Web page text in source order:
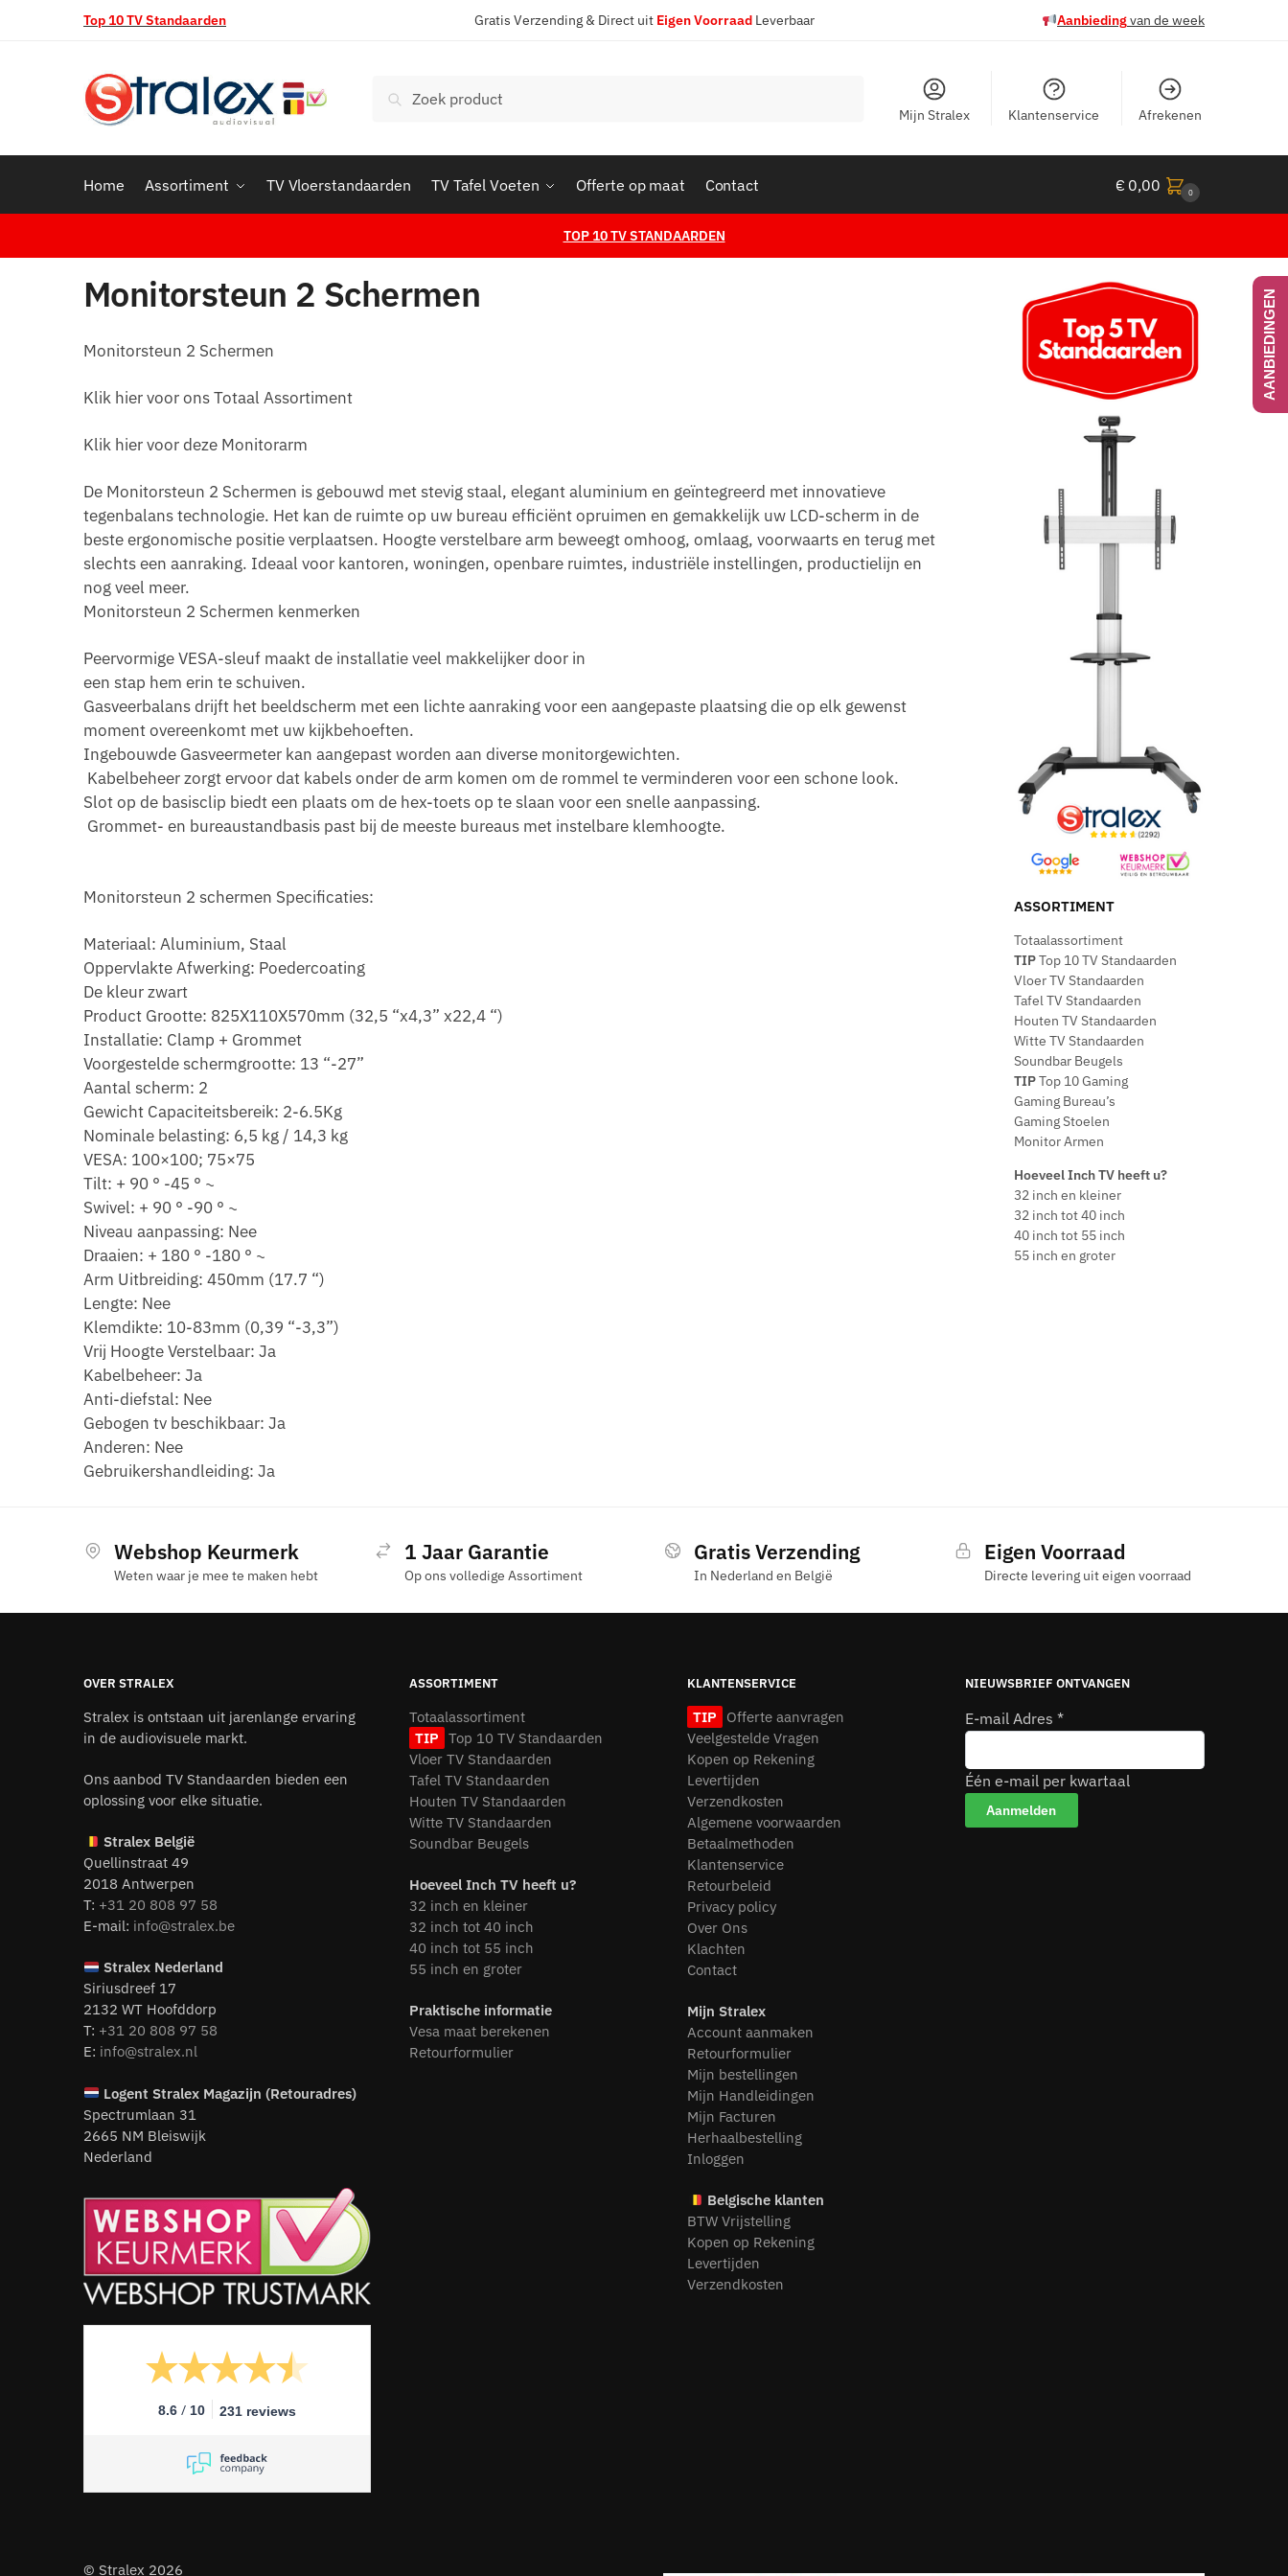
Top 10 TV Standaarden Gratis Verzending & Direct uit Eigen VoorraadLeverbaar Aanbiedingvan de week
naar:
Zoeken
Mijn Stralex Klantenservice Afrekenen
Home Assortiment TV Vloerstandaarden TV Tafel Voeten Offerte op maat Contact € 0,00 0
TOP 10 TV STANDAARDEN
Monitorsteun 2 Schermen
Monitorsteun 2 Schermen
Klik hier voor ons Totaal Assortiment
Klik hier voor deze Monitorarm
De Monitorsteun 2 Schermen is gebouwd met stevig staal, elegant aluminium en geïntegreerd met innovatieve
tegenbalans technologie. Het kan de ruimte op uw bureau efficiënt opruimen en gemakkelijk uw LCD-scherm in de
beste ergonomische positie verplaatsen. Hoogte verstelbare arm beweegt omhoog, omlaag, voorwaarts en terug met
slechts een aanraking. Ideaal voor kantoren, woningen, openbare ruimtes, industriële instellingen, productielijn en
nog veel meer.
Monitorsteun 2 Schermen kenmerken
Peervormige VESA-sleuf maakt de installatie veel makkelijker door in
een stap hem erin te schuiven.
Gasveerbalans drijft het beeldscherm met een lichte aanraking voor een aangepaste plaatsing die op elk gewenst
moment overeenkomt met uw kijkbehoeften.
Ingebouwde Gasveermeter kan aangepast worden aan diverse monitorgewichten.
Kabelbeheer zorgt ervoor dat kabels onder de arm komen om de rommel te verminderen voor een schone look.
Slot op de basisclip biedt een plaats om de hex-toets op te slaan voor een snelle aanpassing.
Grommet- en bureaustandbasis past bij de meeste bureaus met instelbare klemhoogte.
Monitorsteun 2 schermen Specificaties:
Materiaal: Aluminium, Staal
Oppervlakte Afwerking: Poedercoating
De kleur zwart
Product Grootte: 825X110X570mm (32,5 “x4,3” x22,4 “)
Installatie: Clamp + Grommet
Voorgestelde schermgrootte: 13 “-27”
Aantal scherm: 2
Gewicht Capaciteitsbereik: 2-6.5Kg
Nominale belasting: 6,5 kg / 14,3 kg
VESA: 100×100; 75×75
Tilt: + 90 ° -45 ° ~
Swivel: + 90 ° -90 ° ~
Niveau aanpassing: Nee
Draaien: + 180 ° -180 ° ~
Arm Uitbreiding: 450mm (17.7 “)
Lengte: Nee
Klemdikte: 10-83mm (0,39 “-3,3”)
Vrij Hoogte Verstelbaar: Ja
Kabelbeheer: Ja
Anti-diefstal: Nee
Gebogen tv beschikbaar: Ja
Anderen: Nee
Gebruikershandleiding: Ja
ASSORTIMENT
Totaalassortiment
TIPTop 10 TV Standaarden
Vloer TV Standaarden
Tafel TV Standaarden
Houten TV Standaarden
Witte TV Standaarden
Soundbar Beugels
TIPTop 10 Gaming
Gaming Bureau’s
Gaming Stoelen
Monitor Armen
Hoeveel Inch TV heeft u?
32 inch en kleiner
32 inch tot 40 inch
40 inch tot 55 inch
55 inch en groter
Webshop Keurmerk
Weten waar je mee te maken hebt
1 Jaar Garantie
Op ons volledige Assortiment
Gratis Verzending
In Nederland en België
Eigen Voorraad
Directe levering uit eigen voorraad
OVER STRALEX
Stralex is ontstaan uit jarenlange ervaring
in de audiovisuele markt.
Ons aanbod TV Standaarden bieden een
oplossing voor elke situatie.
Stralex België
Quellinstraat 49
2018 Antwerpen
T: +31 20 808 97 58
E-mail: info@stralex.be
Stralex Nederland
Siriusdreef 17
2132 WT Hoofddorp
T: +31 20 808 97 58
E: info@stralex.nl
LogentStralex Magazijn (Retouradres)
Spectrumlaan 31
2665 NM Bleiswijk
Nederland
8.6 / 10 231 reviews
ASSORTIMENT
Totaalassortiment
TIP Top 10 TV Standaarden
Vloer TV Standaarden
Tafel TV Standaarden
Houten TV Standaarden
Witte TV Standaarden
Soundbar Beugels
Hoeveel Inch TV heeft u?
32 inch en kleiner
32 inch tot 40 inch
40 inch tot 55 inch
55 inch en groter
Praktische informatie
Vesa maat berekenen
Retourformulier
KLANTENSERVICE
TIP
Offerte aanvragen
Veelgestelde Vragen
Kopen op Rekening
Levertijden
Verzendkosten
Algemene voorwaarden
Betaalmethoden
Klantenservice
Retourbeleid
Privacy policy
Over Ons
Klachten
Contact
Mijn Stralex
Account aanmaken
Retourformulier
Mijn bestellingen
Mijn Handleidingen
Mijn Facturen
Herhaalbestelling
Inloggen
Belgische klanten
BTW Vrijstelling
Kopen op Rekening
Levertijden
Verzendkosten
NIEUWSBRIEF ONTVANGEN
E-mail Adres *
Één e-mail per kwartaal
© Stralex 2026
AANBIEDINGEN